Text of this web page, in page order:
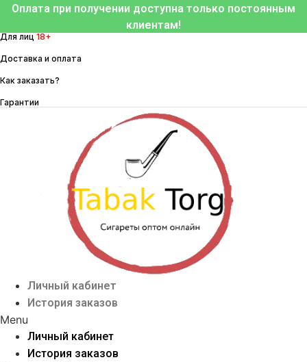
Перейти
содержимому
Оплата при получении доступна только постоянным
клиентам!
Для лиц 18+
Доставка и оплата
Как заказать?
Гарантии
Личный кабинет
История заказов
Menu
Личный кабинет
История заказов